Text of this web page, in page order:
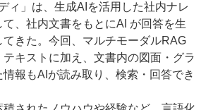
ィ」は、生成AIを活用した社内ナレ
、社内文書をもとにAI が回答を生
きた。今回、マルチモーダルRAG
キストに加え、文書内の図面・グラ
報もAIが読み取り、検索・回答でき